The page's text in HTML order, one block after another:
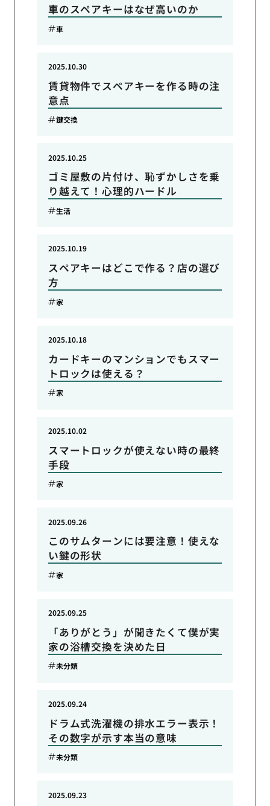
車のスペアキーはなぜ高いのか
車
賃貸物件でスペアキーを作る時の注
意点
2025.10.30
鍵交換
ゴミ屋敷の片付け、恥ずかしさを乗
り越えて！心理的ハードル
2025.10.25
生活
スペアキーはどこで作る？店の選び
方
2025.10.19
家
カードキーのマンションでもスマー
トロックは使える？
2025.10.18
家
スマートロックが使えない時の最終
手段
2025.10.02
家
このサムターンには要注意！使えな
い鍵の形状
2025.09.26
家
「ありがとう」が聞きたくて僕が実
家の浴槽交換を決めた日
2025.09.25
未分類
ドラム式洗濯機の排水エラー表示！
その数字が示す本当の意味
2025.09.24
未分類
2025.09.23